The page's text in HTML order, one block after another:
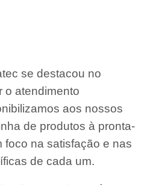
se destacou no
o atendimento
aos nossos
de produtos à pronta-
foco na satisfação e nas
de cada um.